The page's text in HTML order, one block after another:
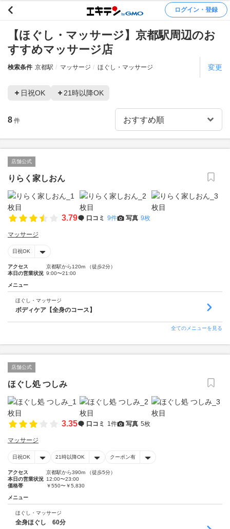
ログイン・登録
【ほぐし・マッサージ】京都駅周辺のお
すすめマッサージ店
検索条件 京都駅 マッサージ ほぐし・マッサージ 変更
日祝OK 21時以降OK
8 件
店舗公式
りらく家しおん
3.79 口コミ 9件 写真 9枚
マッサージ
日祝OK
アクセス
京都駅から120m （徒歩2分）
本日の営業状況 9:00〜21:00
メニュー
ほぐし・マッサージ
ボディケア【全身のコース】
全てのメニューを見る
店舗公式
ほぐし処 つしみ
3.35 口コミ 1件 写真 5枚
マッサージ
日祝OK 21時以降OK クーポン有
アクセス
京都駅から390m （徒歩5分）
本日の営業状況 12:00〜23:00
価格帯
￥550〜￥5,830
メニュー
ほぐし・マッサージ
全身ほぐし 60分